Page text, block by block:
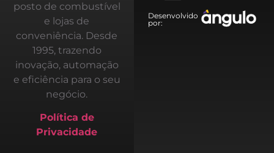
posto de combustível
e lojas de
conveniência. Desde
1995, trazendo
inovação, automação
e eficiência para o seu
negócio.
Política de
Privacidade
Desenvolvido
por: